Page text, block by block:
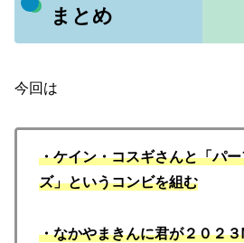
まとめ
今回は
・ケイン・コスギさんと「パ
ズ」というコンビを組む
・なかやまきんに君が２０２